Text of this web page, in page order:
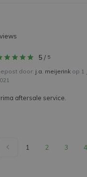
5 / 5
door: j.a. meijerink op 1
aftersale service.
1 2 3 4